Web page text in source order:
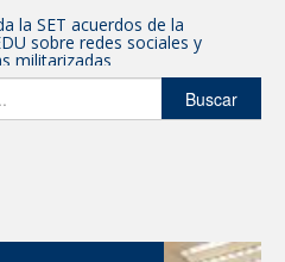
Estado
la SET acuerdos de la
sobre redes sociales y
militarizadas
TRABAJOS DE
Buscar